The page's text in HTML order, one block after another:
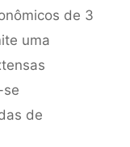
de 3
uma
se
de